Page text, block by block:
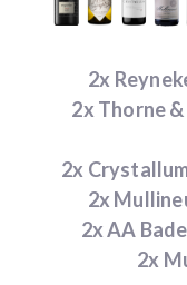
2x
2x Thorne
2x
2x
2x AA
2x